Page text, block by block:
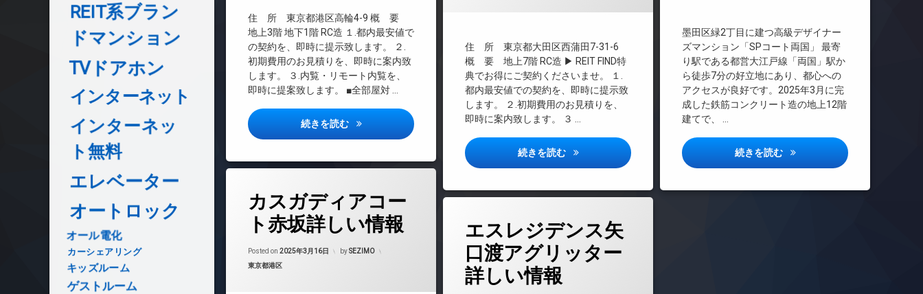
住 所 東京都港区高輪4-9 概 要
地上3階 地下1階 RC造 １.都内最安値で
の契約を、即時に提示致します。 ２.
初期費用のお見積りを、即時に案内致
します。 ３.内覧・リモート内覧を、
即時に提案致します。 ■全部屋対 …
続きを読む グラン高輪詳しい情報
インターネット無料
オートロック
デザイナーズ
宅配ボックス
敷地内ゴミ置き場
駐輪場
墨田区緑2丁目に建つ高級デザイナー
ズマンション「SPコート両国」 最寄
り駅である都営大江戸線「両国」駅か
ら徒歩7分の好立地にあり、都心への
アクセスが良好です。2025年3月に完
成した鉄筋コンクリート造の地上12階
建てで、 …
続きを読む SPコート両国詳しい情報
インターネット無料
エレベーター
オートロック
デザイナーズ
バイク置き場
ペット可
敷地内ゴミ置き場
防犯カメラ
駐輪場
住 所 東京都大田区西蒲田7-31-6
概 要 地上7階 RC造 ▶ REIT FIND特
典でお得にご契約くださいませ。 １.
都内最安値での契約を、即時に提示致
します。 ２.初期費用のお見積りを、
即時に案内致します。 ３ …
続きを読む TM7316ビル詳しい情報
インターネット無料
エレベーター
オートロック
デザイナーズ
ペット可
宅配ボックス
敷地内ゴミ置き場
カスガディアコー
ト赤坂詳しい情報
Posted on 2025年3月16日 bySEZIMO
カテゴリー:
東京都港区
24時間管理
CATV
エスレジデンス矢
口渡アグリッター
詳しい情報
24時間管理
CATV
REIT系ブラン
ドマンション
TVドアホン
インターネット
インターネッ
ト無料
エレベーター
オートロック
オール電化
カーシェアリング
キッズルーム
ゲストルーム